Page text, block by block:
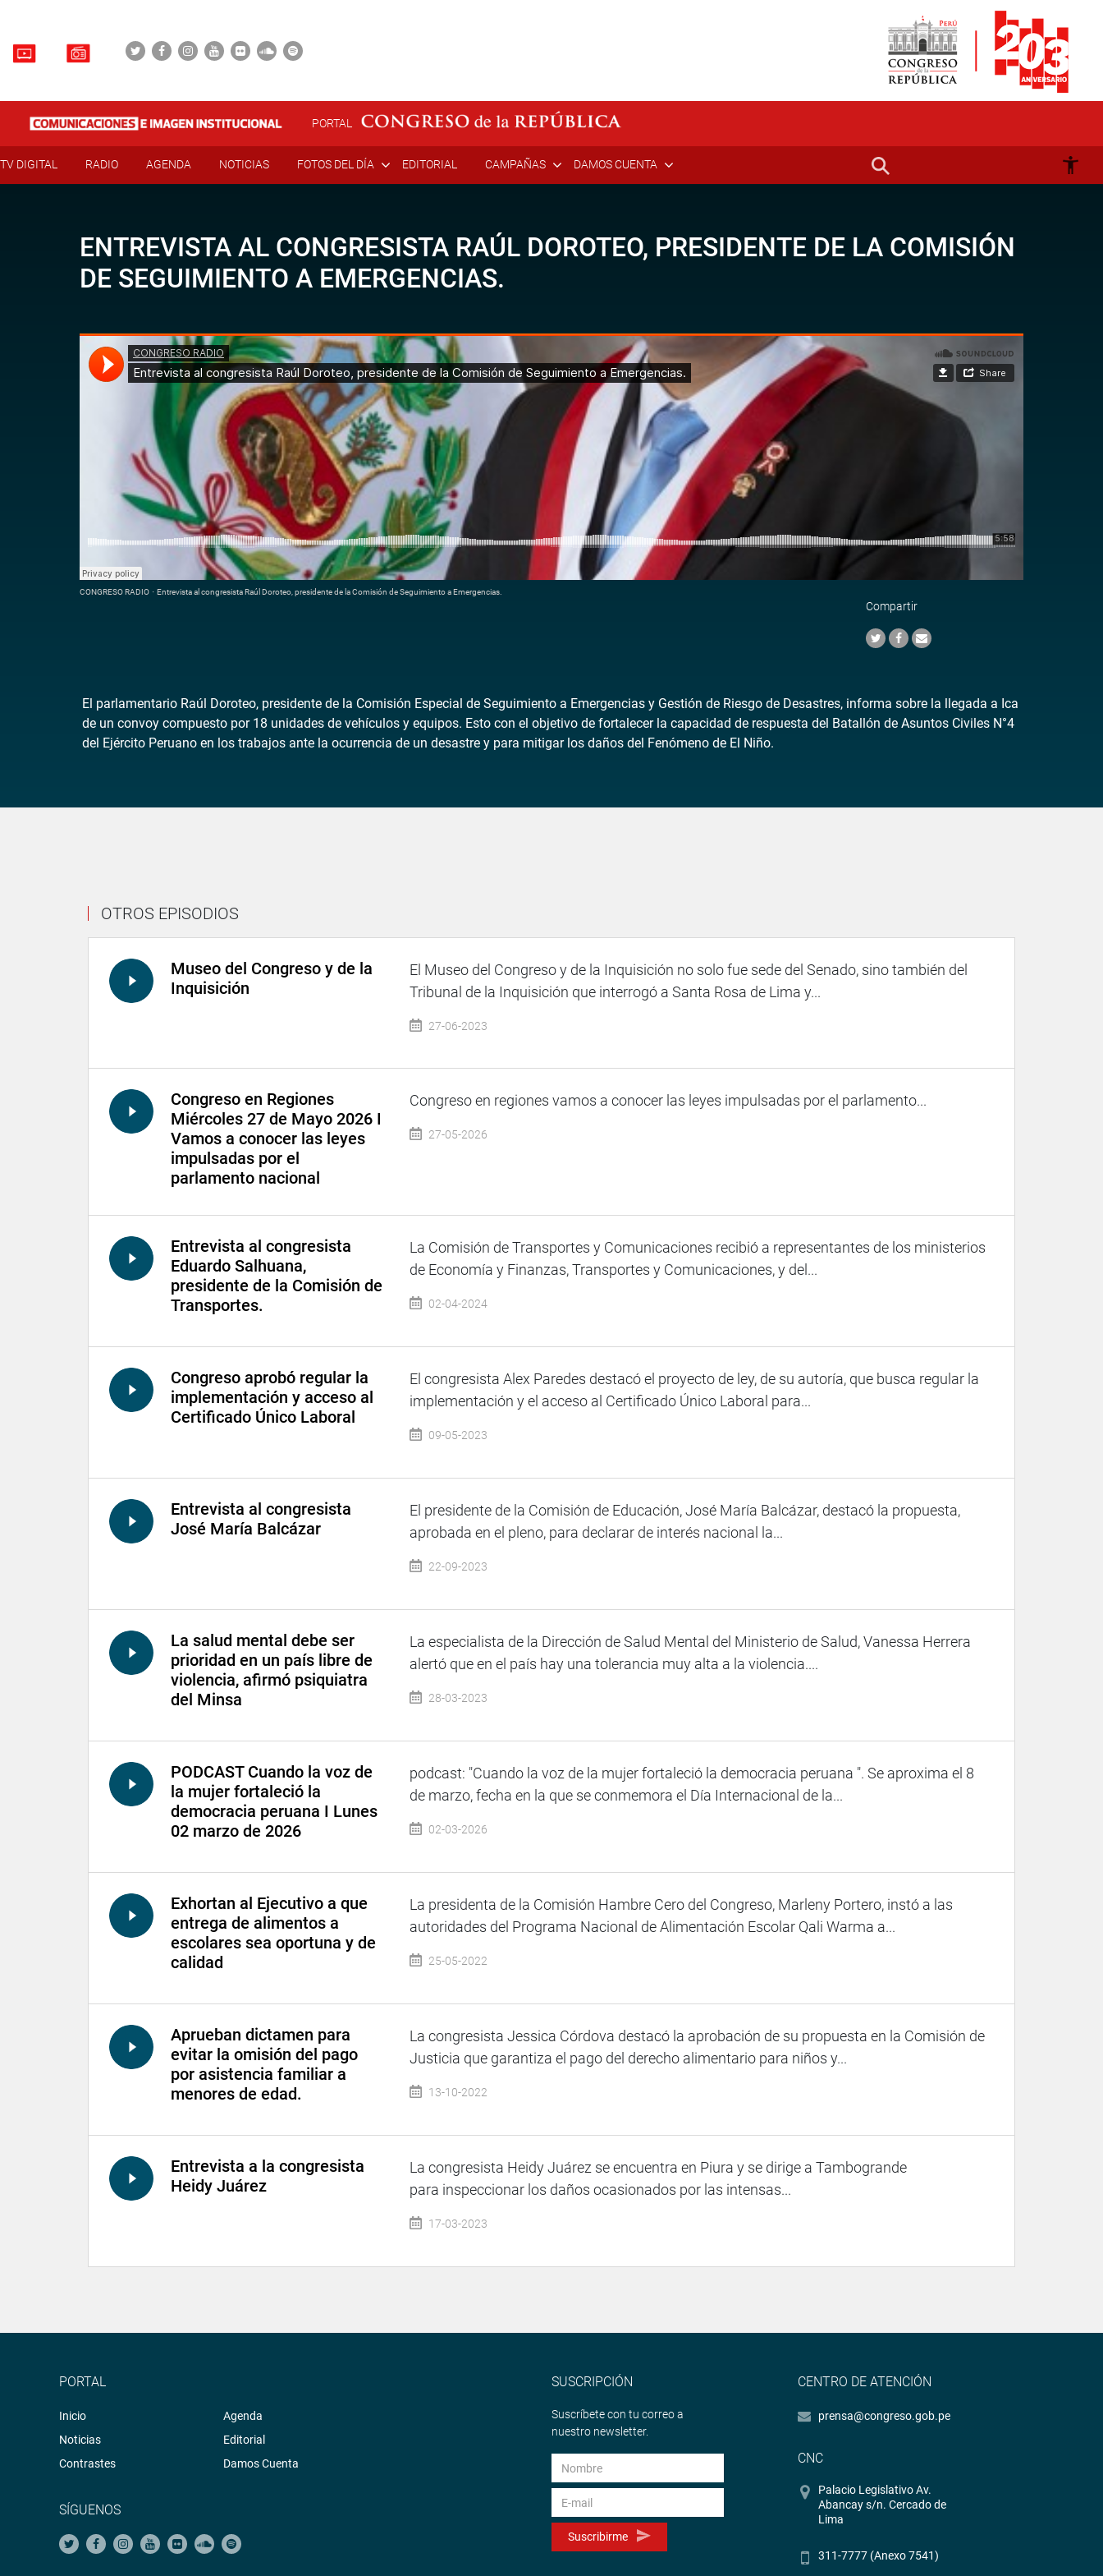
PORTAL
TV DIGITAL RADIO AGENDA NOTICIAS FOTOS DEL DÍA EDITORIAL CAMPAÑAS DAMOS CUENTA
ENTREVISTA AL CONGRESISTA RAÚL DOROTEO, PRESIDENTE DE LA COMISIÓN
DE SEGUIMIENTO A EMERGENCIAS.
CONGRESO RADIO · Entrevista al congresista Raúl Doroteo, presidente de la Comisión de Seguimiento a Emergencias.
Compartir
El parlamentario Raúl Doroteo, presidente de la Comisión Especial de Seguimiento a Emergencias y Gestión de Riesgo de Desastres, informa sobre la llegada a Ica
de un convoy compuesto por 18 unidades de vehículos y equipos. Esto con el objetivo de fortalecer la capacidad de respuesta del Batallón de Asuntos Civiles N°4
del Ejército Peruano en los trabajos ante la ocurrencia de un desastre y para mitigar los daños del Fenómeno de El Niño.
OTROS EPISODIOS
Museo del Congreso y de la
Inquisición
El Museo del Congreso y de la Inquisición no solo fue sede del Senado, sino también del
Tribunal de la Inquisición que interrogó a Santa Rosa de Lima y...
27-06-2023
Congreso en Regiones
Miércoles 27 de Mayo 2026 I
Vamos a conocer las leyes
impulsadas por el
parlamento nacional
Congreso en regiones vamos a conocer las leyes impulsadas por el parlamento...
27-05-2026
Entrevista al congresista
Eduardo Salhuana,
presidente de la Comisión de
Transportes.
La Comisión de Transportes y Comunicaciones recibió a representantes de los ministerios
de Economía y Finanzas, Transportes y Comunicaciones, y del...
02-04-2024
Congreso aprobó regular la
implementación y acceso al
Certificado Único Laboral
El congresista Alex Paredes destacó el proyecto de ley, de su autoría, que busca regular la
implementación y el acceso al Certificado Único Laboral para...
09-05-2023
Entrevista al congresista
José María Balcázar
El presidente de la Comisión de Educación, José María Balcázar, destacó la propuesta,
aprobada en el pleno, para declarar de interés nacional la...
22-09-2023
La salud mental debe ser
prioridad en un país libre de
violencia, afirmó psiquiatra
del Minsa
La especialista de la Dirección de Salud Mental del Ministerio de Salud, Vanessa Herrera
alertó que en el país hay una tolerancia muy alta a la violencia....
28-03-2023
PODCAST Cuando la voz de
la mujer fortaleció la
democracia peruana I Lunes
02 marzo de 2026
podcast: "Cuando la voz de la mujer fortaleció la democracia peruana ". Se aproxima el 8
de marzo, fecha en la que se conmemora el Día Internacional de la...
02-03-2026
Exhortan al Ejecutivo a que
entrega de alimentos a
escolares sea oportuna y de
calidad
La presidenta de la Comisión Hambre Cero del Congreso, Marleny Portero, instó a las
autoridades del Programa Nacional de Alimentación Escolar Qali Warma a...
25-05-2022
Aprueban dictamen para
evitar la omisión del pago
por asistencia familiar a
menores de edad.
La congresista Jessica Córdova destacó la aprobación de su propuesta en la Comisión de
Justicia que garantiza el pago del derecho alimentario para niños y...
13-10-2022
Entrevista a la congresista
Heidy Juárez
La congresista Heidy Juárez se encuentra en Piura y se dirige a Tambogrande
para inspeccionar los daños ocasionados por las intensas...
17-03-2023
PORTAL
Inicio
Noticias
Contrastes
Agenda
Editorial
Damos Cuenta
SÍGUENOS
SUSCRIPCIÓN
Suscríbete con tu correo a
nuestro newsletter.
Suscribirme
CENTRO DE ATENCIÓN
prensa@congreso.gob.pe
CNC
Palacio Legislativo Av.
Abancay s/n. Cercado de
Lima
311-7777 (Anexo 7541)